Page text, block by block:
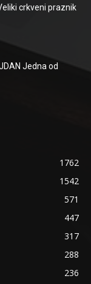
crkveni praznik
Jedna od
1762
1542
571
447
317
288
236